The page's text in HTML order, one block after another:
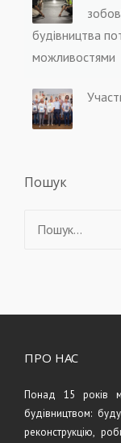
будівництва
можливостями
Пошук
ПРО НАС
Понад 15 років
будівництвом:
реконструкцію,